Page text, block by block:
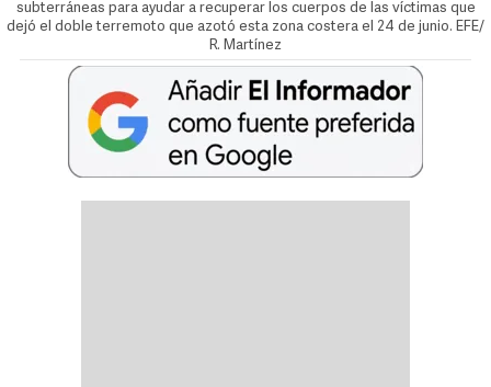
subterráneas para ayudar a recuperar los cuerpos de las víctimas que
dejó el doble terremoto que azotó esta zona costera el 24 de junio. EFE/
R. Martínez